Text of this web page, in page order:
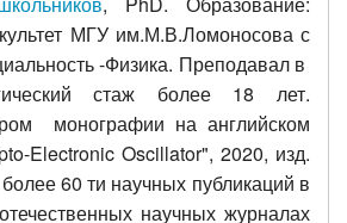
МГУ им.М.В.Ломоносова с
-Физика. Преподавал в
стаж более 18 лет.
монографии на английском
Electronic Oscillator", 2020, изд.
60 ти научных публикаций в
научных журналах